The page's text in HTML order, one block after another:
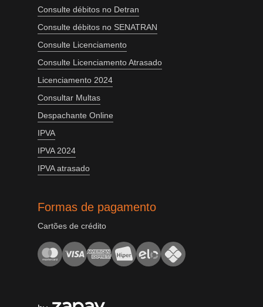
Consulte débitos no Detran
Consulte débitos no SENATRAN
Consulte Licenciamento
Consulte Licenciamento Atrasado
Licenciamento 2024
Consultar Multas
Despachante Online
IPVA
IPVA 2024
IPVA atrasado
Formas de pagamento
Cartões de crédito